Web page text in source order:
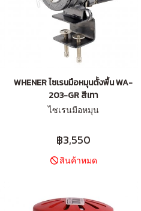
WHENER ไซเรนมือหมุนตั้งพื้น WA-
203-GR สีเทา
ไซเรนมือหมุน
฿3,550
สินค้าหมด